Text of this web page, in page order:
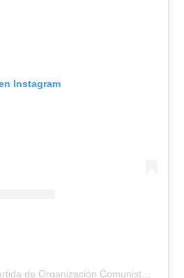
Instagram
Una publicación compartida de Organización Comunista Militante (@org_comunista_militante)